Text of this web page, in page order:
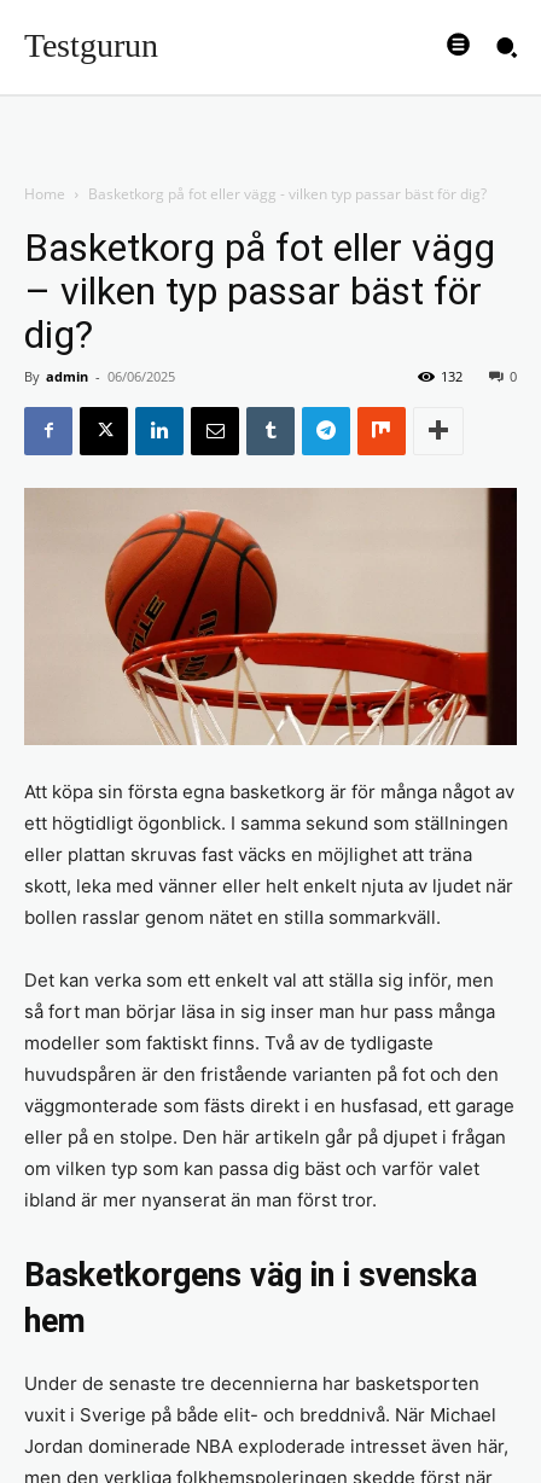
Testgurun
Home Basketkorg på fot eller vägg - vilken typ passar bäst för dig?
Basketkorg på fot eller vägg
– vilken typ passar bäst för
dig?
By admin - 06/06/2025 0
132
Att köpa sin första egna basketkorg är för många något av
ett högtidligt ögonblick. I samma sekund som ställningen
eller plattan skruvas fast väcks en möjlighet att träna
skott, leka med vänner eller helt enkelt njuta av ljudet när
bollen rasslar genom nätet en stilla sommarkväll.
Det kan verka som ett enkelt val att ställa sig inför, men
så fort man börjar läsa in sig inser man hur pass många
modeller som faktiskt finns. Två av de tydligaste
huvudspåren är den fristående varianten på fot och den
väggmonterade som fästs direkt i en husfasad, ett garage
eller på en stolpe. Den här artikeln går på djupet i frågan
om vilken typ som kan passa dig bäst och varför valet
ibland är mer nyanserat än man först tror.
Basketkorgens väg in i svenska
hem
Under de senaste tre decennierna har basketsporten
vuxit i Sverige på både elit- och breddnivå. När Michael
Jordan dominerade NBA exploderade intresset även här,
men den verkliga folk­hemspoleringen skedde först när